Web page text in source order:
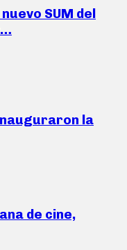
SUM del
la
de cine,